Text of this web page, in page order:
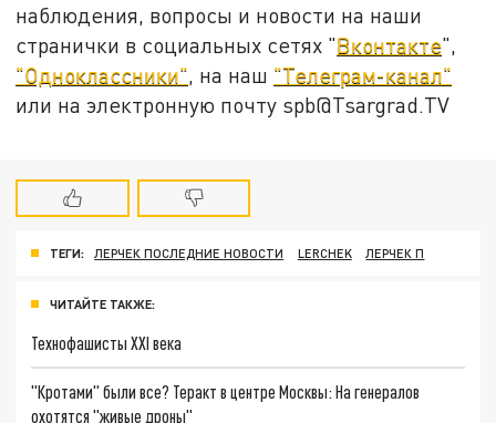
наблюдения, вопросы и новости на наши
странички в социальных сетях "Вконтакте",
"Одноклассники" , на наш "Телеграм-канал"
или на электронную почту spb@Tsargrad.TV
ТЕГИ: ЛЕРЧЕК ПОСЛЕДНИЕ НОВОСТИ LERCHEK ЛЕРЧЕК П
ЧИТАЙТЕ ТАКЖЕ:
Технофашисты XXI века
"Кротами" были все? Теракт в центре Москвы: На генералов
охотятся "живые дроны"